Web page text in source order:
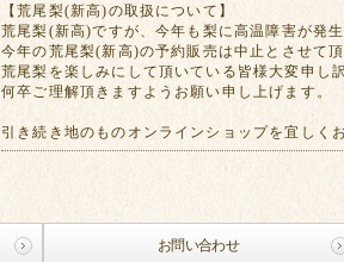
【荒尾梨(新高)の取扱について】
荒尾梨(新高)ですが、今年も梨に高温障害が発生
今年の荒尾梨(新高)の予約販売は中止とさせて頂
荒尾梨を楽しみにして頂いている皆様大変申し
何卒ご理解頂きますようお願い申し上げます。
引き続き地のものオンラインショップを宜しく
お問い合わせ